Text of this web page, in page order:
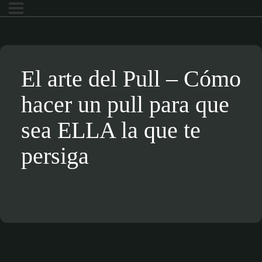
El arte del Pull – Cómo
hacer un pull para que
sea ELLA la que te
persiga